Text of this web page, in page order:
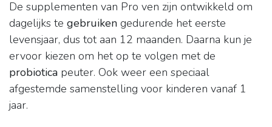
De supplementen van Pro ven zijn ontwikkeld om
dagelijks te gebruiken gedurende het eerste
levensjaar, dus tot aan 12 maanden. Daarna kun je
ervoor kiezen om het op te volgen met de
probiotica peuter. Ook weer een speciaal
afgestemde samenstelling voor kinderen vanaf 1
jaar.